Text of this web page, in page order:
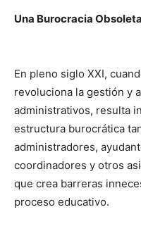
Una Burocracia
En pleno siglo XXI,
revoluciona la gestión y
administrativos, resulta
estructura burocrática
administradores,
coordinadores y otros
que crea barreras
proceso educativo.